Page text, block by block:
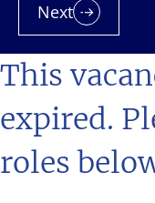
This
expired.
roles
Next